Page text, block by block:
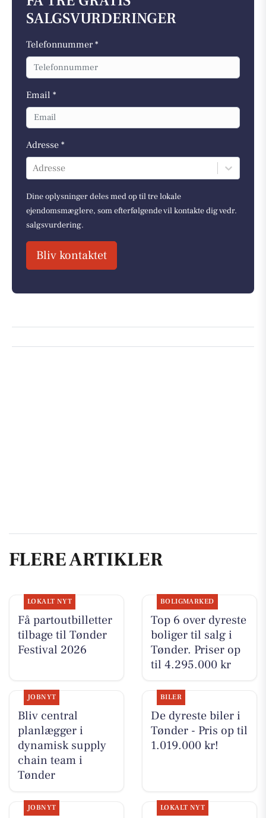
SALGSVURDERINGER
Telefonnummer *
Email *
Adresse *
Adresse
Dine oplysninger deles med op til tre lokale
ejendomsmæglere, som efterfølgende vil kontakte dig vedr.
salgsvurdering.
Bliv kontaktet
FLERE ARTIKLER
LOKALT NYT
Få partoutbilletter
tilbage til Tønder
Festival 2026
BOLIGMARKED
Top 6 over dyreste
boliger til salg i
Tønder. Priser op
til 4.295.000 kr
JOBNYT
Bliv central
planlægger i
dynamisk supply
chain team i
Tønder
BILER
De dyreste biler i
Tønder - Pris op til
1.019.000 kr!
JOBNYT LOKALT NYT